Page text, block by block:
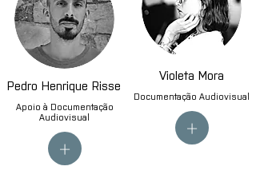
Pedro Henrique Risse
Apoio à Documentação
Audiovisual
+
Violeta Mora
Documentação Audiovisual
+